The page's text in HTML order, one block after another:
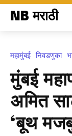
NB मराठी
महामुंबई निवडणुका
मुंबई
अमित
‘बूथ